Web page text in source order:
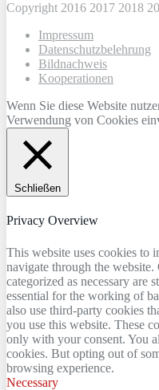
Copyright 2016 2017 2018
Impressum
Datenschutzbelehrung
Bildnachweis
Kooperationen
Wenn Sie diese Website
Verwendung von Cookies
Schließen
Privacy Overview
This website uses cookies to
navigate through the website.
categorized as necessary are
essential for the working of
also use third-party cookies
you use this website. These
only with your consent. You
cookies. But opting out of
browsing experience.
Necessary